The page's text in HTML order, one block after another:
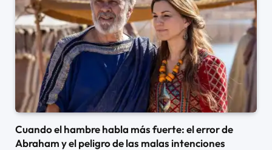
Cuando el hambre habla más fuerte: el error de
Abraham y el peligro de las malas intenciones